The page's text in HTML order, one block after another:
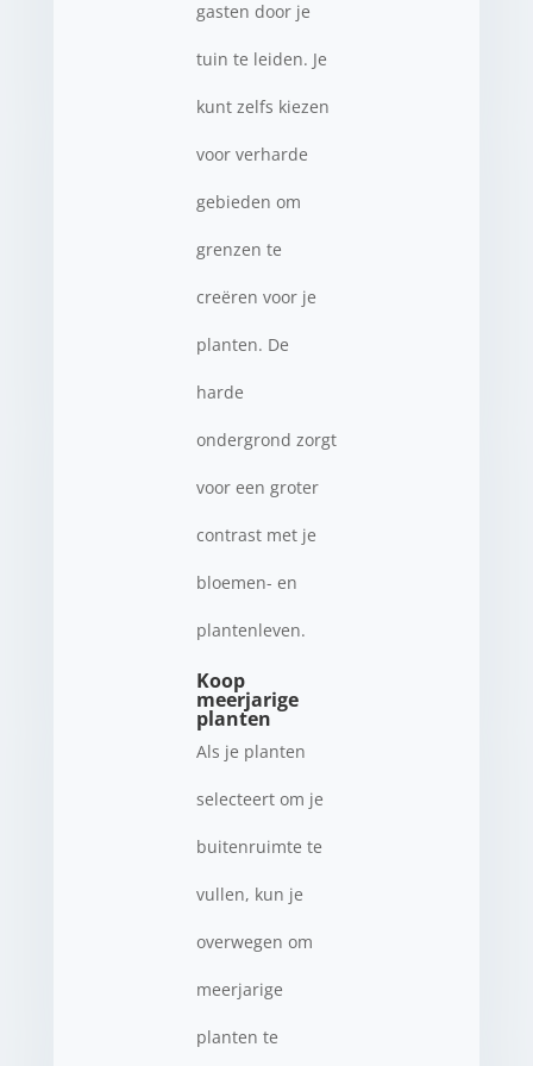
gasten door je
tuin te leiden. Je
kunt zelfs kiezen
voor verharde
gebieden om
grenzen te
creëren voor je
planten. De
harde
ondergrond zorgt
voor een groter
contrast met je
bloemen- en
plantenleven.
Koop
meerjarige
planten
Als je planten
selecteert om je
buitenruimte te
vullen, kun je
overwegen om
meerjarige
planten te